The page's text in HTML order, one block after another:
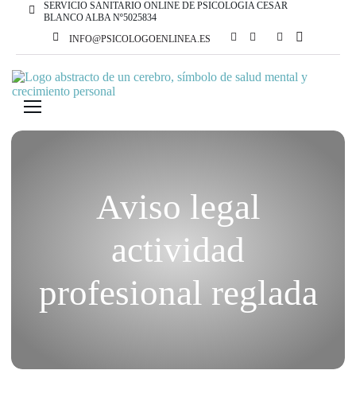
SERVICIO SANITARIO ONLINE DE PSICOLOGIA CESAR
BLANCO ALBA Nº5025834
INFO@PSICOLOGOENLINEA.ES
Aviso legal
actividad
profesional reglada